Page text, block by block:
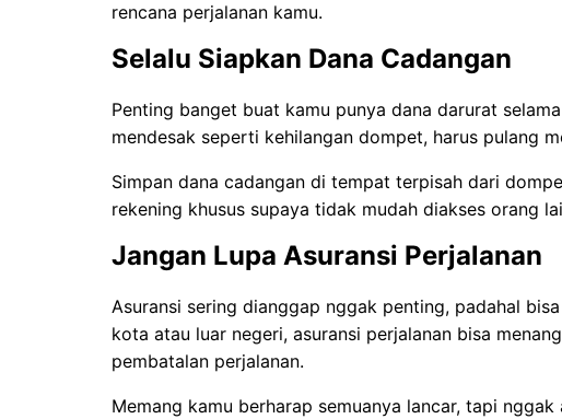
rencana perjalanan kamu.
Selalu Siapkan Dana Cadangan
Penting banget buat kamu punya dana darurat
mendesak seperti kehilangan dompet, harus pulang
Simpan dana cadangan di tempat terpisah dari
rekening khusus supaya tidak mudah diakses orang
Jangan Lupa Asuransi Perjalanan
Asuransi sering dianggap nggak penting, padahal
kota atau luar negeri, asuransi perjalanan bisa
pembatalan perjalanan.
Memang kamu berharap semuanya lancar, tapi